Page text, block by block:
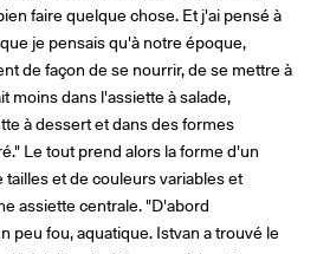
faire quelque chose. Et j'ai pensé à
je pensais qu'à notre époque,
de façon de se nourrir, de se mettre à
moins dans l'assiette à salade,
à dessert et dans des formes
Le tout prend alors la forme d'un
et de couleurs variables et
assiette centrale. "D'abord
peu fou, aquatique. Istvan a trouvé le